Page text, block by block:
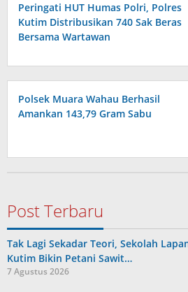
Peringati HUT Humas Polri, Polres
Kutim Distribusikan 740 Sak Beras
Bersama Wartawan
Polsek Muara Wahau Berhasil
Amankan 143,79 Gram Sabu
Post Terbaru
Tak Lagi Sekadar Teori, Sekolah
Kutim Bikin Petani Sawit…
7 Agustus 2026